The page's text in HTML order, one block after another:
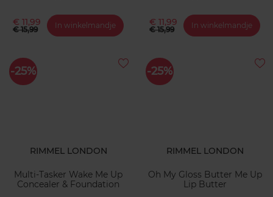
€ 11,99
€ 15,99 In winkelmandje € 11,99
€ 15,99 In winkelmandje
-25%
RIMMEL LONDON
Multi-Tasker Wake Me Up
Concealer & Foundation
-25%
RIMMEL LONDON
Oh My Gloss Butter Me Up
Lip Butter